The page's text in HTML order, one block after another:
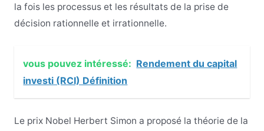
la fois les processus et les résultats de la prise de
décision rationnelle et irrationnelle.
vous pouvez intéressé: Rendement du capital
investi (RCI) Définition
Le prix Nobel Herbert Simon a proposé la théorie de la